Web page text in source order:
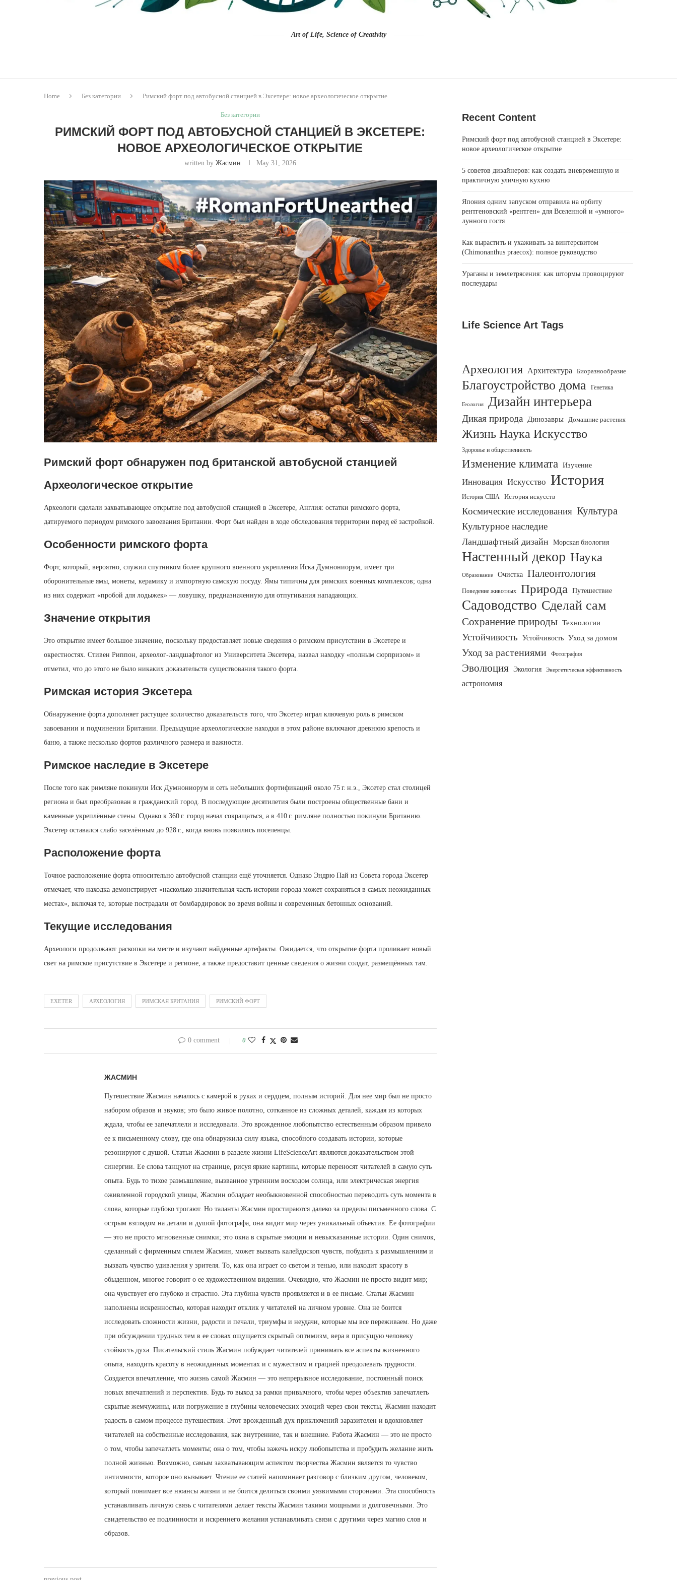
Art of Life, Science of Creativity
Home Без категории Римский форт под автобусной станцией в Эксетере: новое археологическое открытие
Без категории
РИМСКИЙ ФОРТ ПОД АВТОБУСНОЙ СТАНЦИЕЙ В ЭКСЕТЕРЕ:
НОВОЕ АРХЕОЛОГИЧЕСКОЕ ОТКРЫТИЕ
written by Жасмин May 31, 2026
Римский форт обнаружен под британской автобусной станцией
Археологическое открытие
Археологи сделали захватывающее открытие под автобусной станцией в Эксетере, Англия: остатки римского форта,
датируемого периодом римского завоевания Британии. Форт был найден в ходе обследования территории перед её застройкой.
Особенности римского форта
Форт, который, вероятно, служил спутником более крупного военного укрепления Иска Думнониорум, имеет три
оборонительные ямы, монеты, керамику и импортную самскую посуду. Ямы типичны для римских военных комплексов; одна
из них содержит «пробой для лодыжек» — ловушку, предназначенную для отпугивания нападающих.
Значение открытия
Это открытие имеет большое значение, поскольку предоставляет новые сведения о римском присутствии в Эксетере и
окрестностях. Стивен Риппон, археолог-ландшафтолог из Университета Эксетера, назвал находку «полным сюрпризом» и
отметил, что до этого не было никаких доказательств существования такого форта.
Римская история Эксетера
Обнаружение форта дополняет растущее количество доказательств того, что Эксетер играл ключевую роль в римском
завоевании и подчинении Британии. Предыдущие археологические находки в этом районе включают древнюю крепость и
баню, а также несколько фортов различного размера и важности.
Римское наследие в Эксетере
После того как римляне покинули Иск Думнониорум и сеть небольших фортификаций около 75 г. н.э., Эксетер стал столицей
региона и был преобразован в гражданский город. В последующие десятилетия были построены общественные бани и
каменные укреплённые стены. Однако к 360 г. город начал сокращаться, а в 410 г. римляне полностью покинули Британию.
Эксетер оставался слабо заселённым до 928 г., когда вновь появились поселенцы.
Расположение форта
Точное расположение форта относительно автобусной станции ещё уточняется. Однако Эндрю Пай из Совета города Эксетер
отмечает, что находка демонстрирует «насколько значительная часть истории города может сохраняться в самых неожиданных
местах», включая те, которые пострадали от бомбардировок во время войны и современных бетонных оснований.
Текущие исследования
Археологи продолжают раскопки на месте и изучают найденные артефакты. Ожидается, что открытие форта проливает новый
свет на римское присутствие в Эксетере и регионе, а также предоставит ценные сведения о жизни солдат, размещённых там.
EXETER АРХЕОЛОГИЯ РИМСКАЯ БРИТАНИЯ РИМСКИЙ ФОРТ
0 comment 0
ЖАСМИН
Путешествие Жасмин началось с камерой в руках и сердцем, полным историй. Для нее мир был не просто
набором образов и звуков; это было живое полотно, сотканное из сложных деталей, каждая из которых
ждала, чтобы ее запечатлели и исследовали. Это врожденное любопытство естественным образом привело
ее к письменному слову, где она обнаружила силу языка, способного создавать истории, которые
резонируют с душой. Статьи Жасмин в разделе жизни LifeScienceArt являются доказательством этой
синергии. Ее слова танцуют на странице, рисуя яркие картины, которые переносят читателей в самую суть
опыта. Будь то тихое размышление, вызванное утренним восходом солнца, или электрическая энергия
оживленной городской улицы, Жасмин обладает необыкновенной способностью переводить суть момента в
слова, которые глубоко трогают. Но таланты Жасмин простираются далеко за пределы письменного слова. С
острым взглядом на детали и душой фотографа, она видит мир через уникальный объектив. Ее фотографии
— это не просто мгновенные снимки; это окна в скрытые эмоции и невысказанные истории. Один снимок,
сделанный с фирменным стилем Жасмин, может вызвать калейдоскоп чувств, побудить к размышлениям и
вызвать чувство удивления у зрителя. То, как она играет со светом и тенью, или находит красоту в
обыденном, многое говорит о ее художественном видении. Очевидно, что Жасмин не просто видит мир;
она чувствует его глубоко и страстно. Эта глубина чувств проявляется и в ее письме. Статьи Жасмин
наполнены искренностью, которая находит отклик у читателей на личном уровне. Она не боится
исследовать сложности жизни, радости и печали, триумфы и неудачи, которые мы все переживаем. Но даже
при обсуждении трудных тем в ее словах ощущается скрытый оптимизм, вера в присущую человеку
стойкость духа. Писательский стиль Жасмин побуждает читателей принимать все аспекты жизненного
опыта, находить красоту в неожиданных моментах и с мужеством и грацией преодолевать трудности.
Создается впечатление, что жизнь самой Жасмин — это непрерывное исследование, постоянный поиск
новых впечатлений и перспектив. Будь то выход за рамки привычного, чтобы через объектив запечатлеть
скрытые жемчужины, или погружение в глубины человеческих эмоций через свои тексты, Жасмин находит
радость в самом процессе путешествия. Этот врожденный дух приключений заразителен и вдохновляет
читателей на собственные исследования, как внутренние, так и внешние. Работа Жасмин — это не просто
о том, чтобы запечатлеть моменты; она о том, чтобы зажечь искру любопытства и пробудить желание жить
полной жизнью. Возможно, самым захватывающим аспектом творчества Жасмин является то чувство
интимности, которое оно вызывает. Чтение ее статей напоминает разговор с близким другом, человеком,
который понимает все нюансы жизни и не боится делиться своими уязвимыми сторонами. Эта способность
устанавливать личную связь с читателями делает тексты Жасмин такими мощными и долговечными. Это
свидетельство ее подлинности и искреннего желания устанавливать связи с другими через магию слов и
образов.
Recent Content
Римский форт под автобусной станцией в Эксетере:
новое археологическое открытие
5 советов дизайнеров: как создать вневременную и
практичную уличную кухню
Япония одним запуском отправила на орбиту
рентгеновский «рентген» для Вселенной и «умного»
лунного гостя
Как вырастить и ухаживать за винтерсвитом
(Chimonanthus praecox): полное руководство
Ураганы и землетрясения: как штормы провоцируют
послеудары
Life Science Art Tags
Археология Архитектура Биоразнообразие
Благоустройство дома Генетика
Геология Дизайн интерьера
Дикая природа Динозавры Домашние растения
Жизнь Наука Искусство
Здоровье и общественность
Изменение климата Изучение
Инновация Искусство История
История США История искусств
Космические исследования Культура
Культурное наследие
Ландшафтный дизайн Морская биология
Настенный декор Наука
Образование Очистка Палеонтология
Поведение животных Природа Путешествие
Садоводство Сделай сам
Сохранение природы Технологии
Устойчивость Устойчивость Уход за домом
Уход за растениями Фотография
Эволюция Экология Энергетическая эффективность
астрономия